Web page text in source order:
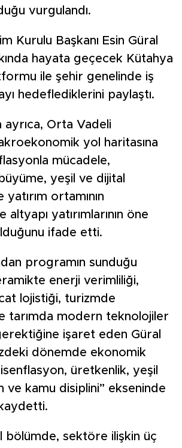
vurgulandı.
Kurulu Başkanı Esin Güral
hayata geçecek Kütahya
ile şehir genelinde iş
hedeflediklerini paylaştı.
ayrıca, Orta Vadeli
yol haritasına
mücadele,
yeşil ve dijital
ortamının
yatırımlarının öne
ifade etti.
programın sunduğu
enerji verimliliği,
lojistiği, turizmde
tarımda modern teknolojiler
işaret eden Güral
dönemde ekonomik
üretkenlik, yeşil
ve kamu disiplini” ekseninde
bölümde, sektöre ilişkin üç